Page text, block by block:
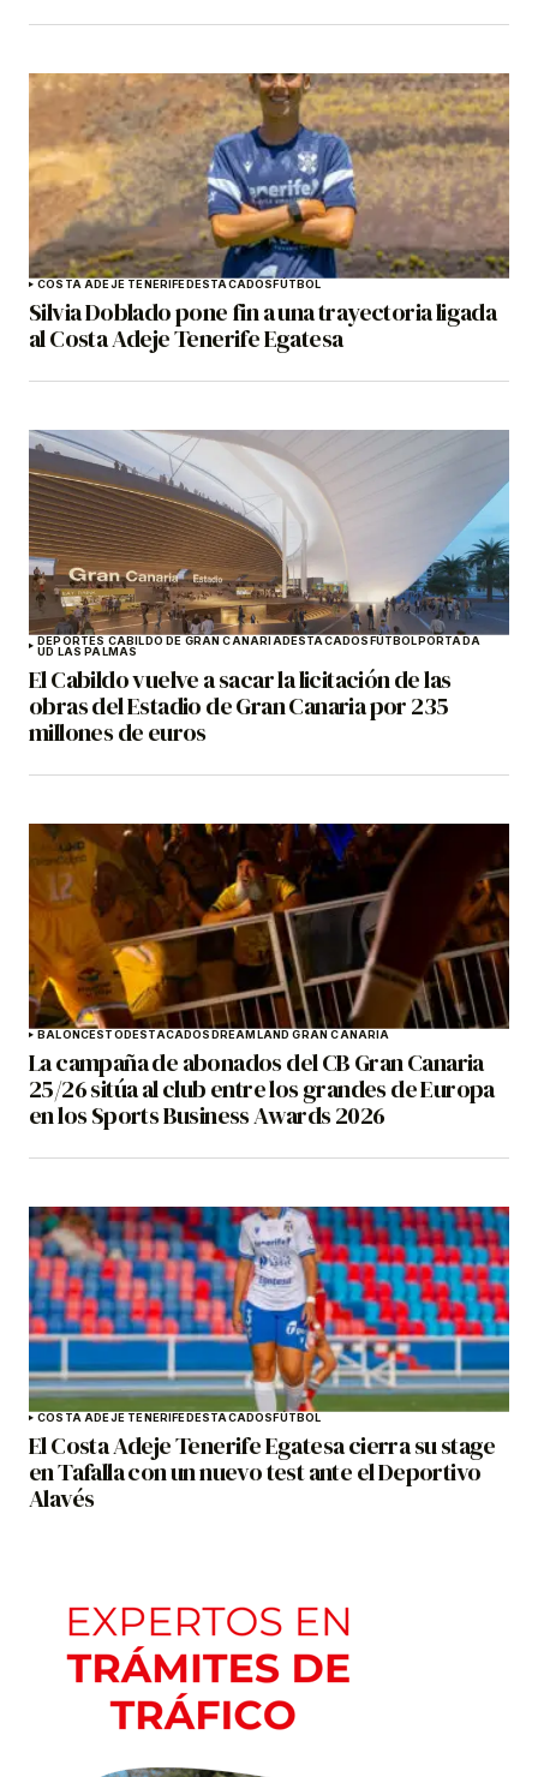
COSTA ADEJE TENERIFEDESTACADOSFÚTBOL
Silvia Doblado pone fin a una trayectoria ligada
al Costa Adeje Tenerife Egatesa
DEPORTES CABILDO DE GRAN CANARIADESTACADOSFÚTBOLPORTADA
UD LAS PALMAS
El Cabildo vuelve a sacar la licitación de las
obras del Estadio de Gran Canaria por 235
millones de euros
BALONCESTODESTACADOSDREAMLAND GRAN CANARIA
La campaña de abonados del CB Gran Canaria
25/26 sitúa al club entre los grandes de Europa
en los Sports Business Awards 2026
COSTA ADEJE TENERIFEDESTACADOSFÚTBOL
El Costa Adeje Tenerife Egatesa cierra su stage
en Tafalla con un nuevo test ante el Deportivo
Alavés